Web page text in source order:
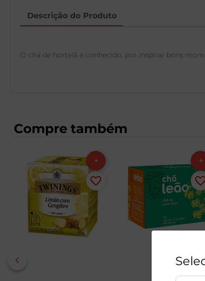
Descrição do Produto
O chá de hortelã é conhecido, por inspirar bons
Compre também